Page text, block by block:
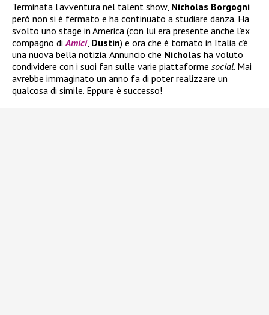
Terminata l’avventura nel talent show, Nicholas Borgogni
però non si è fermato e ha continuato a studiare danza. Ha
svolto uno stage in America (con lui era presente anche l’ex
compagno diAmici, Dustin) e ora che è tornato in Italia c’è
una nuova bella notizia. Annuncio che Nicholas ha voluto
condividere con i suoi fan sulle varie piattaforme social. Mai
avrebbe immaginato un anno fa di poter realizzare un
qualcosa di simile. Eppure è successo!